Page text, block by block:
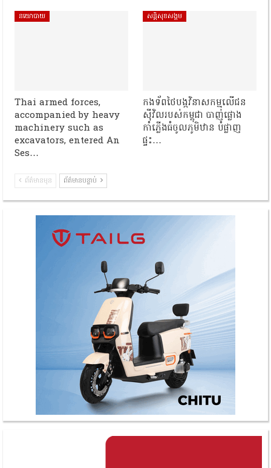
នយោបាយ
Thai armed forces,
accompanied by heavy
machinery such as
excavators, entered An
Ses…
សន្តិសុខសង្គម
កងទ័ពថៃបង្កវិនាសកម្មលើជន
ស៊ីវិលរបស់កម្ពុជា បាញ់ផ្លោង
កាំភ្លើងធំចូលភូមិឋាន បំផ្លាញ
ផ្ទះ…
ព័ត៌មានមុន ព័ត៌មានបន្ទាប់